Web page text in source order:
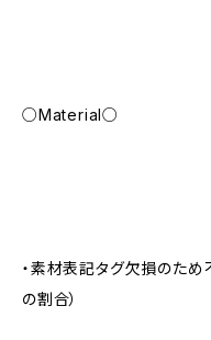
○Material○
・素材表記タグ欠損のため
の割合）